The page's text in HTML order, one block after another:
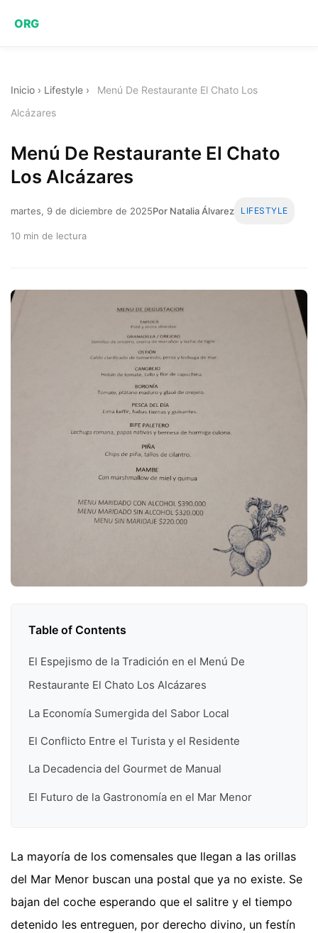
ORG
Inicio › Lifestyle ›
Menú De Restaurante El Chato Los
Alcázares
Menú De Restaurante El Chato
Los Alcázares
martes, 9 de diciembre de 2025Por Natalia Álvarez LIFESTYLE
10 min de lectura
Table of Contents
El Espejismo de la Tradición en el Menú De
Restaurante El Chato Los Alcázares
La Economía Sumergida del Sabor Local
El Conflicto Entre el Turista y el Residente
La Decadencia del Gourmet de Manual
El Futuro de la Gastronomía en el Mar Menor
La mayoría de los comensales que llegan a las orillas
del Mar Menor buscan una postal que ya no existe. Se
bajan del coche esperando que el salitre y el tiempo
detenido les entreguen, por derecho divino, un festín